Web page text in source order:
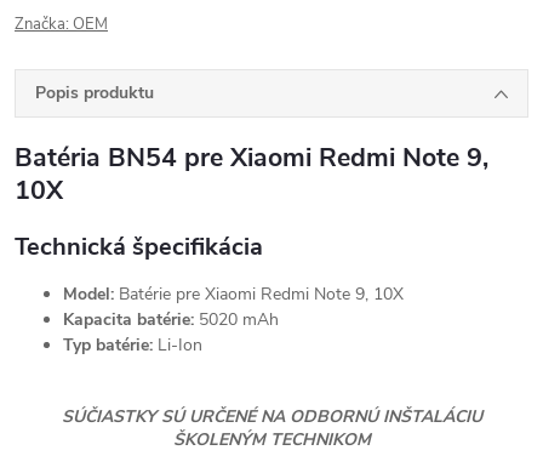
Značka: OEM
Popis produktu
Batéria BN54 pre Xiaomi Redmi Note 9,
10X
Technická špecifikácia
Model: Batérie pre Xiaomi Redmi Note 9, 10X
Kapacita batérie: 5020 mAh
Typ batérie: Li-Ion
SÚČIASTKY SÚ URČENÉ NA ODBORNÚ INŠTALÁCIU
ŠKOLENÝM TECHNIKOM